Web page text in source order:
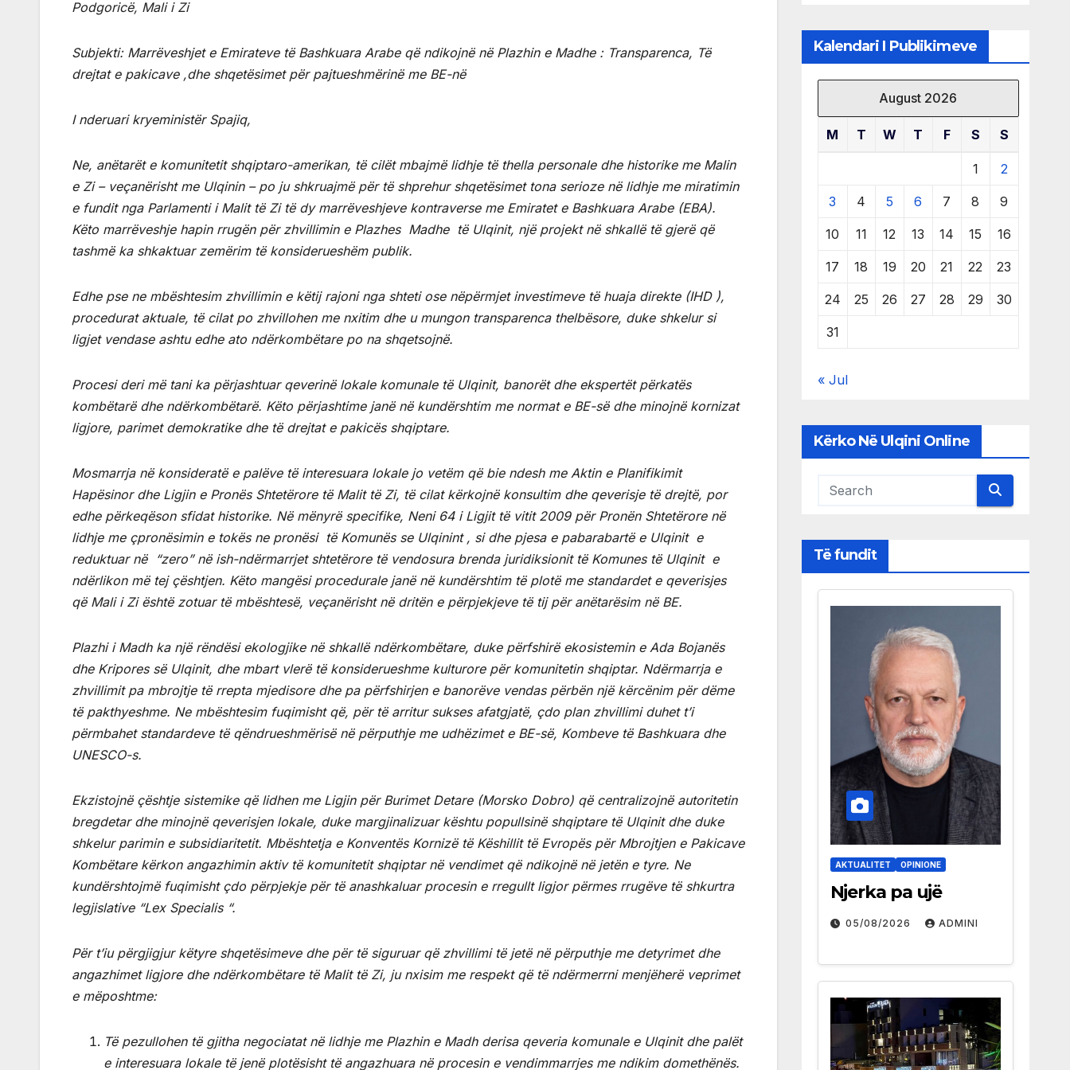
Podgoricë, Mali i Zi
Subjekti: Marrëveshjet e Emirateve të Bashkuara Arabe që ndikojnë në Plazhin e Madhe : Transparenca, Të
drejtat e pakicave ,dhe shqetësimet për pajtueshmërinë me BE-në
I nderuari kryeministër Spajiq,
Ne, anëtarët e komunitetit shqiptaro-amerikan, të cilët mbajmë lidhje të thella personale dhe historike me Malin
e Zi – veçanërisht me Ulqinin – po ju shkruajmë për të shprehur shqetësimet tona serioze në lidhje me miratimin
e fundit nga Parlamenti i Malit të Zi të dy marrëveshjeve kontraverse me Emiratet e Bashkuara Arabe (EBA).
Këto marrëveshje hapin rrugën për zhvillimin e Plazhes Madhe të Ulqinit, një projekt në shkallë të gjerë që
tashmë ka shkaktuar zemërim të konsiderueshëm publik.
Edhe pse ne mbështesim zhvillimin e këtij rajoni nga shteti ose nëpërmjet investimeve të huaja direkte (IHD ),
procedurat aktuale, të cilat po zhvillohen me nxitim dhe u mungon transparenca thelbësore, duke shkelur si
ligjet vendase ashtu edhe ato ndërkombëtare po na shqetsojnë.
Procesi deri më tani ka përjashtuar qeverinë lokale komunale të Ulqinit, banorët dhe ekspertët përkatës
kombëtarë dhe ndërkombëtarë. Këto përjashtime janë në kundërshtim me normat e BE-së dhe minojnë kornizat
ligjore, parimet demokratike dhe të drejtat e pakicës shqiptare.
Mosmarrja në konsideratë e palëve të interesuara lokale jo vetëm që bie ndesh me Aktin e Planifikimit
Hapësinor dhe Ligjin e Pronës Shtetërore të Malit të Zi, të cilat kërkojnë konsultim dhe qeverisje të drejtë, por
edhe përkeqëson sfidat historike. Në mënyrë specifike, Neni 64 i Ligjit të vitit 2009 për Pronën Shtetërore në
lidhje me çpronësimin e tokës ne pronësi të Komunës se Ulqinint , si dhe pjesa e pabarabartë e Ulqinit e
reduktuar në “zero” në ish-ndërmarrjet shtetërore të vendosura brenda juridiksionit të Komunes të Ulqinit e
ndërlikon më tej çështjen. Këto mangësi procedurale janë në kundërshtim të plotë me standardet e qeverisjes
që Mali i Zi është zotuar të mbështesë, veçanërisht në dritën e përpjekjeve të tij për anëtarësim në BE.
Plazhi i Madh ka një rëndësi ekologjike në shkallë ndërkombëtare, duke përfshirë ekosistemin e Ada Bojanës
dhe Kripores së Ulqinit, dhe mbart vlerë të konsiderueshme kulturore për komunitetin shqiptar. Ndërmarrja e
zhvillimit pa mbrojtje të rrepta mjedisore dhe pa përfshirjen e banorëve vendas përbën një kërcënim për dëme
të pakthyeshme. Ne mbështesim fuqimisht që, për të arritur sukses afatgjatë, çdo plan zhvillimi duhet t’i
përmbahet standardeve të qëndrueshmërisë në përputhje me udhëzimet e BE-së, Kombeve të Bashkuara dhe
UNESCO-s.
Ekzistojnë çështje sistemike që lidhen me Ligjin për Burimet Detare (Morsko Dobro) që centralizojnë autoritetin
bregdetar dhe minojnë qeverisjen lokale, duke margjinalizuar kështu popullsinë shqiptare të Ulqinit dhe duke
shkelur parimin e subsidiaritetit. Mbështetja e Konventës Kornizë të Këshillit të Evropës për Mbrojtjen e Pakicave
Kombëtare kërkon angazhimin aktiv të komunitetit shqiptar në vendimet që ndikojnë në jetën e tyre. Ne
kundërshtojmë fuqimisht çdo përpjekje për të anashkaluar procesin e rregullt ligjor përmes rrugëve të shkurtra
legjislative “Lex Specialis “.
Për t’iu përgjigjur këtyre shqetësimeve dhe për të siguruar që zhvillimi të jetë në përputhje me detyrimet dhe
angazhimet ligjore dhe ndërkombëtare të Malit të Zi, ju nxisim me respekt që të ndërmerrni menjëherë veprimet
e mëposhtme:
Të pezullohen të gjitha negociatat në lidhje me Plazhin e Madh derisa qeveria komunale e Ulqinit dhe palët
e interesuara lokale të jenë plotësisht të angazhuara në procesin e vendimmarrjes me ndikim domethënës.
Kalendari I Publikimeve
August 2026
M T W T F S S
1 2
3 4 5 6 7 8 9
10 11 12 13 14 15 16
17 18 19 20 21 22 23
24 25 26 27 28 29 30
31
« Jul
Kërko Në Ulqini Online
Të fundit
AKTUALITET OPINIONE
Njerka pa ujë
05/08/2026 ADMINI